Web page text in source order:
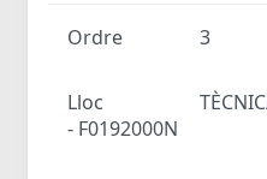
Ordre 3
Lloc
- F0192000N